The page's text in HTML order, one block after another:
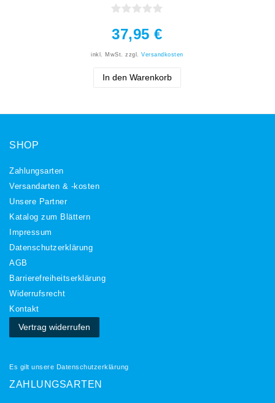
37,95 €
inkl. MwSt. zzgl.Versandkosten
In den Warenkorb
SHOP
Zahlungsarten
Versandarten & -kosten
Unsere Partner
Katalog zum Blättern
Impressum
Daten­schutz­erklärung
AGB
Barrierefreiheitserklärung
Widerrufs­recht
Kontakt
Vertrag widerrufen
Es gilt unsere Datenschutzerklärung
ZAHLUNGSARTEN